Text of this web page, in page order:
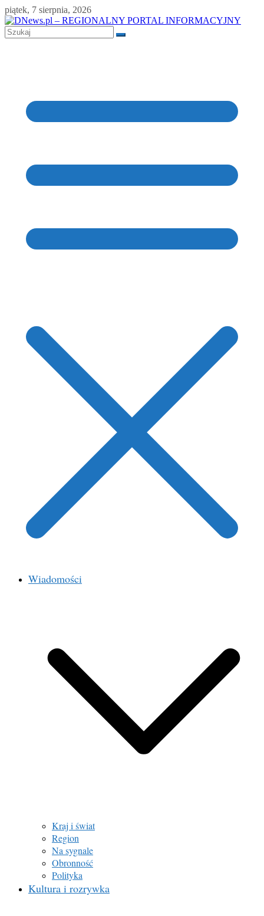
Skip
to
content
piątek, 7 sierpnia, 2026
Wiadomości
Kraj i świat
Region
Na sygnale
Obronność
Polityka
Kultura i rozrywka